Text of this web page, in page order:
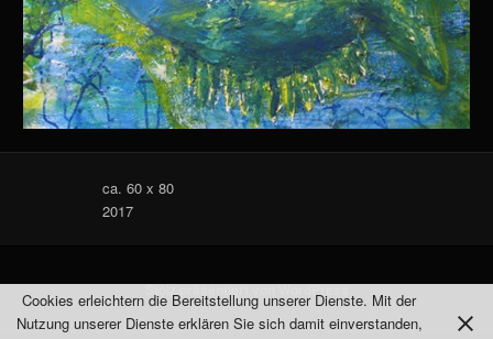
ca. 60 x 80
2017
Stolz präsentiert von WordPress
Cookies erleichtern die Bereitstellung unserer Dienste. Mit der
Nutzung unserer Dienste erklären Sie sich damit einverstanden,